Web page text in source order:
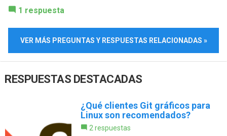
1 respuesta
VER MÁS PREGUNTAS Y RESPUESTAS RELACIONADAS »
RESPUESTAS DESTACADAS
¿Qué clientes Git gráficos para
Linux son recomendados?
2 respuestas